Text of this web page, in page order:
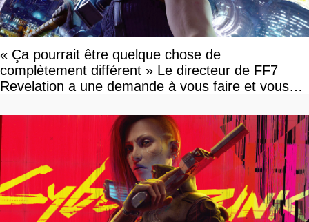
« Ça pourrait être quelque chose de
complètement différent » Le directeur de FF7
Revelation a une demande à vous faire et vous